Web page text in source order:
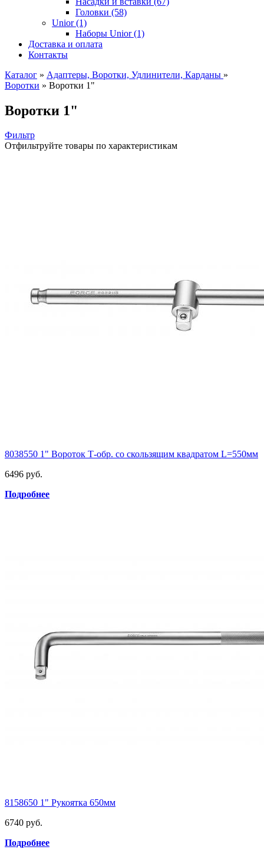
Головки (58)
Unior (1)
Наборы Unior (1)
Доставка и оплата
Контакты
Каталог » Адаптеры, Воротки, Удлинители, Карданы »
Воротки » Воротки 1"
Воротки 1"
Фильтр
Отфильтруйте товары по характеристикам
8038550 1" Вороток Т-обр. со скользящим квадратом L=550мм
6496 руб.
Подробнее
8158650 1" Рукоятка 650мм
6740 руб.
Подробнее